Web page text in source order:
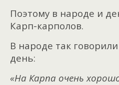
Поэтому в народе и
Карп-карполов.
В народе так
день:
«На Карпа очень